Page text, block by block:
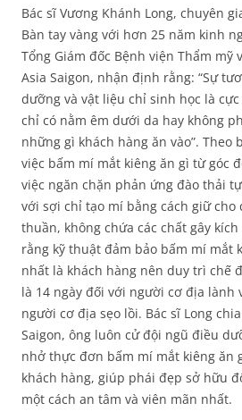
Bác sĩ Vương Khánh Long, chuyên
Bàn tay vàng với hơn 25 năm kinh
Tổng Giám đốc Bệnh viện Thẩm mỹ
Asia Saigon, nhận định rằng: “Sự
dưỡng và vật liệu chỉ sinh học là
chỉ có nằm êm dưới da hay không
những gì khách hàng ăn vào”. Theo
việc bấm mí mắt kiêng ăn gì từ góc
việc ngăn chặn phản ứng đào thải
với sợi chỉ tạo mí bằng cách giữ
thuần, không chứa các chất gây
rằng kỹ thuật đảm bảo bấm mí mắt
nhất là khách hàng nên duy trì chế
là 14 ngày đối với người cơ địa lành
người cơ địa sẹo lồi. Bác sĩ Long
Saigon, ông luôn cử đội ngũ điều
nhở thực đơn bấm mí mắt kiêng ăn
khách hàng, giúp phái đẹp sở hữu
một cách an tâm và viên mãn nhất.